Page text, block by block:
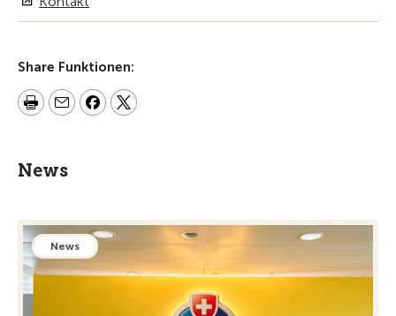
Share Funktionen:
News
News